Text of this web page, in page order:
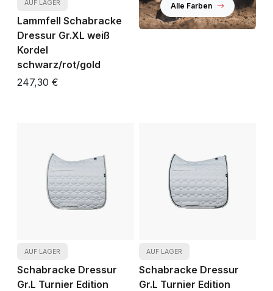
AUF LAGER
Lammfell Schabracke
Dressur Gr.XL weiß
Kordel
schwarz/rot/gold
247,30 €
Alle Farben
AUF LAGER
Schabracke Dressur
Gr.L Turnier Edition
AUF LAGER
Schabracke Dressur
Gr.L Turnier Edition